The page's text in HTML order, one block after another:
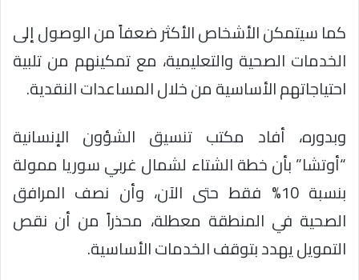
كما سيتمكن الأشخاص الأكثر ضعفاً من الوصول إلى
الخدمات الصحية والتعليمية، مع تمكينهم من تلبية
احتياجاتهم الأساسية من خلال المساعدات النقدية.
وبدوره، أفاد مكتب تنسيق الشؤون الإنسانية
“أوتشا” بأن خطة الشتاء لشمال غربي سوريا ممولة
بنسبة 10% فقط حتى الآن، وأن نصف المرافق
الصحية في المنطقة معطلة، محذراً من أن نقص
التمويل يهدد بتوقف الخدمات الأساسية.